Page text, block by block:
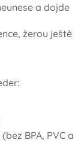
a dojde
žerou ještě
BPA, PVC a